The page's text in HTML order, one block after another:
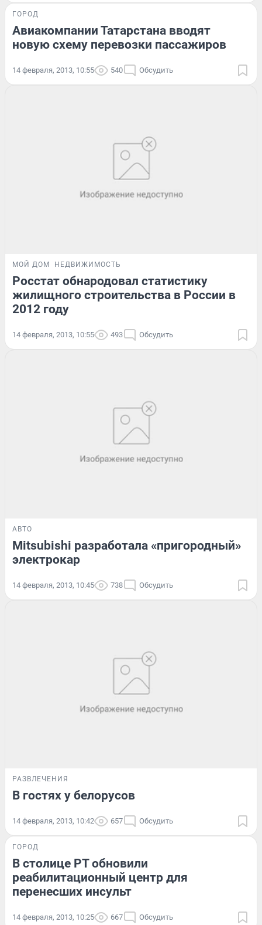
ГОРОД
Авиакомпании Татарстана вводят
новую схему перевозки пассажиров
14 февраля, 2013, 10:55 540 Обсудить
МОЙ ДОМ НЕДВИЖИМОСТЬ
Росстат обнародовал статистику
жилищного строительства в России в
2012 году
14 февраля, 2013, 10:55 493 Обсудить
АВТО
Mitsubishi разработала «пригородный»
электрокар
14 февраля, 2013, 10:45 738 Обсудить
РАЗВЛЕЧЕНИЯ
В гостях у белорусов
14 февраля, 2013, 10:42 657 Обсудить
ГОРОД
В столице РТ обновили
реабилитационный центр для
перенесших инсульт
14 февраля, 2013, 10:25 667 Обсудить